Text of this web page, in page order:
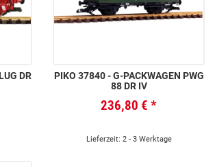
PIKO 37840 - G-PACKWAGEN PWG
88 DR IV
236,80 € *
Lieferzeit: 2 - 3 Werktage